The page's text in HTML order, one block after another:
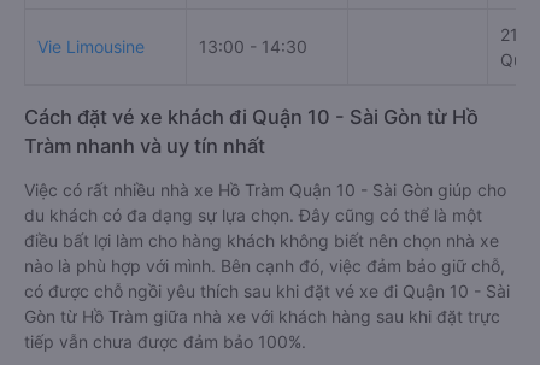
Vie Limousine 13:00 - 14:30
217
Cách đặt vé xe khách đi Quận 10 - Sài Gòn từ Hồ
Tràm nhanh và uy tín nhất
Việc có rất nhiều nhà xe Hồ Tràm Quận 10 - Sài Gòn giúp cho
du khách có đa dạng sự lựa chọn. Đây cũng có thể là một
điều bất lợi làm cho hàng khách không biết nên chọn nhà xe
nào là phù hợp với mình. Bên cạnh đó, việc đảm bảo giữ chỗ,
có được chỗ ngồi yêu thích sau khi đặt vé xe đi Quận 10 - Sài
Gòn từ Hồ Tràm giữa nhà xe với khách hàng sau khi đặt trực
tiếp vẫn chưa được đảm bảo 100%.